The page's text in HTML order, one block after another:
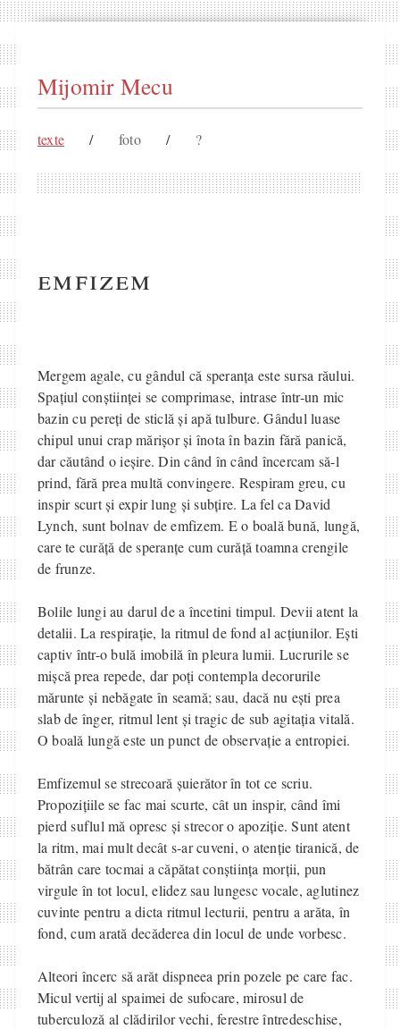
Mijomir Mecu
texte / foto / ?
emfizem
Mergem agale, cu gândul că speranța este sursa răului.
Spațiul conștiinței se comprimase, intrase într-un mic
bazin cu pereți de sticlă și apă tulbure. Gândul luase
chipul unui crap mărișor și înota în bazin fără panică,
dar căutând o ieșire. Din când în când încercam să-l
prind, fără prea multă convingere. Respiram greu, cu
inspir scurt și expir lung și subțire. La fel ca David
Lynch, sunt bolnav de emfizem. E o boală bună, lungă,
care te curăță de speranțe cum curăță toamna crengile
de frunze.
Bolile lungi au darul de a încetini timpul. Devii atent la
detalii. La respirație, la ritmul de fond al acțiunilor. Ești
captiv într-o bulă imobilă în pleura lumii. Lucrurile se
mișcă prea repede, dar poți contempla decorurile
mărunte și nebăgate în seamă; sau, dacă nu ești prea
slab de înger, ritmul lent și tragic de sub agitația vitală.
O boală lungă este un punct de observație a entropiei.
Emfizemul se strecoară șuierător în tot ce scriu.
Propozițiile se fac mai scurte, cât un inspir, când îmi
pierd suflul mă opresc și strecor o apoziție. Sunt atent
la ritm, mai mult decât s-ar cuveni, o atenție tiranică, de
bătrân care tocmai a căpătat conștiința morții, pun
virgule în tot locul, elidez sau lungesc vocale, aglutinez
cuvinte pentru a dicta ritmul lecturii, pentru a arăta, în
fond, cum arată decăderea din locul de unde vorbesc.
Alteori încerc să arăt dispneea prin pozele pe care fac.
Micul vertij al spaimei de sufocare, mirosul de
tuberculoză al clădirilor vechi, ferestre întredeschise,